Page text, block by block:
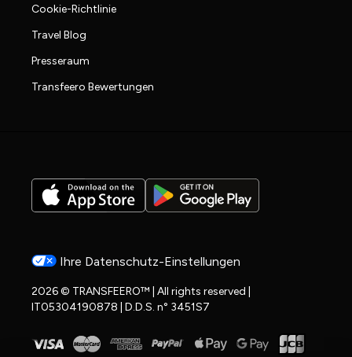
Cookie-Richtlinie
Travel Blog
Presseraum
Transfeero Bewertungen
Ihre Datenschutz-Einstellungen
2026 © TRANSFEERO™ | All rights reserved |
IT05304190878 | D.D.S. n° 3451S7